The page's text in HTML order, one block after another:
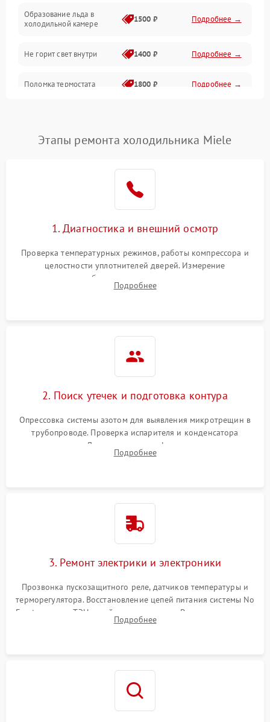
Образование льда в
холодильной камере
1500 ₽ Подробнее →
Не горит свет внутри 1400 ₽ Подробнее →
Поломка термостата 1800 ₽ Подробнее →
Поломка системы No Frost 2600 ₽ Подробнее →
работе
2000 ₽ Подробнее →
1000 ₽
1800 ₽
Этапы ремонта холодильника Miele
1. Диагностика и внешний осмотр
Проверка температурных режимов, работы компрессора и
целостности уплотнителей дверей. Измерение
сопротивления обмоток мотора, проверка термостата и
считывание кодов ошибок с электронного дисплея.
Подробнее
2. Поиск утечек и подготовка контура
Опрессовка системы азотом для выявления микротрещин в
трубопроводе. Проверка испарителя и конденсатора
течеискателем. Демонтаж старого фильтра-осушителя и
продувка капиллярной трубки для устранения засоров.
Подробнее
3. Ремонт электрики и электроники
Прозвонка пускозащитного реле, датчиков температуры и
терморегулятора. Восстановление цепей питания системы No
Frost, включая ТЭН оттайки и вентилятор. Ремонт или замена
платы управления при сбоях алгоритмов.
Подробнее